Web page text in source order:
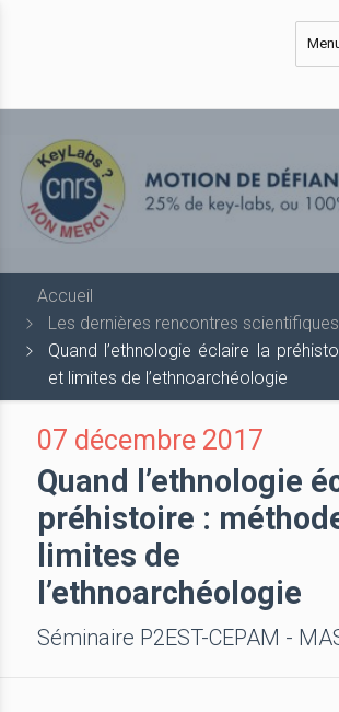
Accueil
Les dernières rencontres scientifiques
Quand l’ethnologie éclaire la
et limites de l’ethnoarchéologie
07 décembre 2017
Quand l’ethnologie
préhistoire :
limites de
l’ethnoarchéologie
Séminaire P2EST-CEPAM -